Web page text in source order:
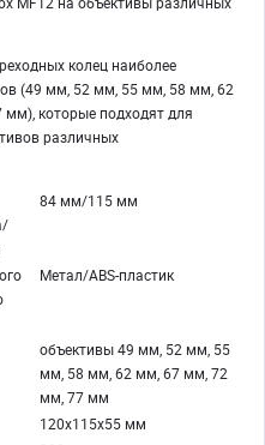
колец наиболее
(49 мм, 52 мм, 55 мм, 58 мм, 62
которые подходят для
различных
84 мм/115 мм
Метал/ABS-пластик
объективы 49 мм, 52 мм, 55
мм, 58 мм, 62 мм, 67 мм, 72
мм, 77 мм
120х115х55 мм